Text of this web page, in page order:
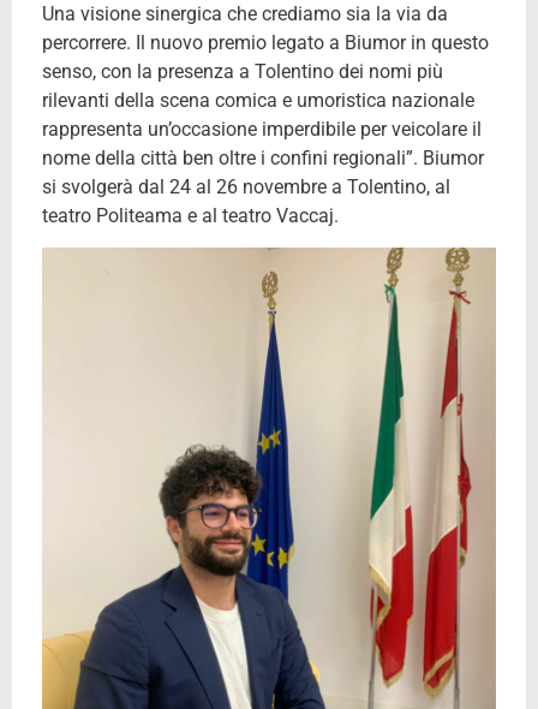
Una visione sinergica che crediamo sia la via da
percorrere. Il nuovo premio legato a Biumor in questo
senso, con la presenza a Tolentino dei nomi più
rilevanti della scena comica e umoristica nazionale
rappresenta un’occasione imperdibile per veicolare il
nome della città ben oltre i confini regionali”. Biumor
si svolgerà dal 24 al 26 novembre a Tolentino, al
teatro Politeama e al teatro Vaccaj.